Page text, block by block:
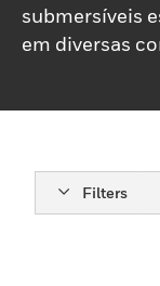
submersíveis
em diversas
mais robustas
Filters